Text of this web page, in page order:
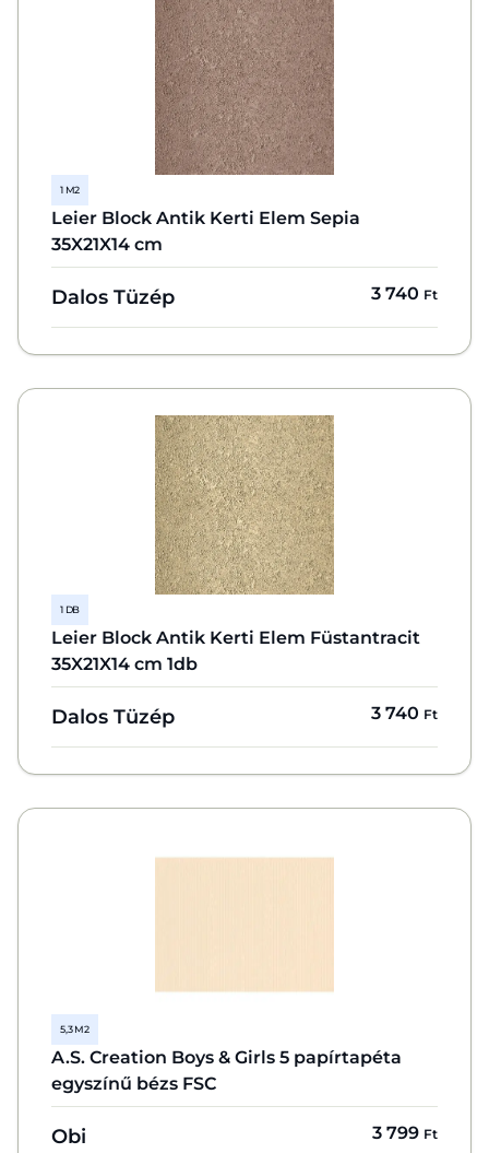
1 M2
Leier Block Antik Kerti Elem Sepia
35X21X14 cm
Dalos Tüzép 3 740 Ft
1 DB
Leier Block Antik Kerti Elem Füstantracit
35X21X14 cm 1db
Dalos Tüzép 3 740 Ft
5,3 M2
A.S. Creation Boys & Girls 5 papírtapéta
egyszínű bézs FSC
Obi 3 799 Ft